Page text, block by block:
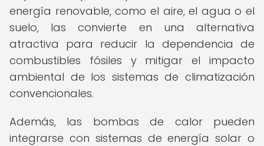
energía renovable, como el aire, el agua o el
suelo, las convierte en una alternativa
atractiva para reducir la dependencia de
combustibles fósiles y mitigar el impacto
ambiental de los sistemas de climatización
convencionales.
Además, las bombas de calor pueden
integrarse con sistemas de energía solar o